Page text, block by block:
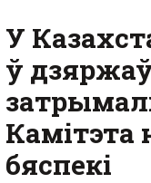
У
ў
бяспекі